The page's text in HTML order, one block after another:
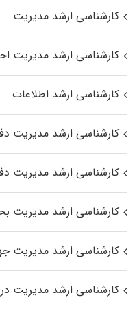
کارشناسی ارشد مدیریت
کارشناسی ارشد مدیریت
کارشناسی ارشد اطلاعات
کارشناسی ارشد مدیریت
کارشناسی ارشد مدیریت
کارشناسی ارشد مدیریت
کارشناسی ارشد مدیریت
کارشناسی ارشد مدیریت